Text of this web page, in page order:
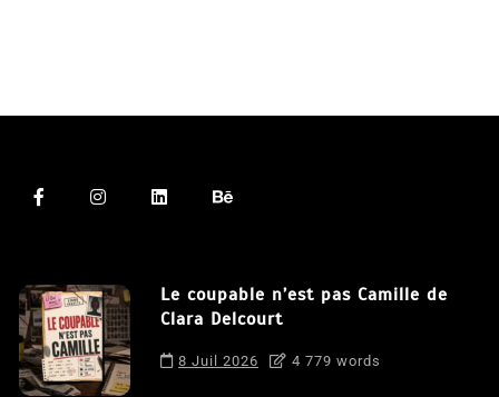
Le coupable n’est pas Camille de
Clara Delcourt
8 Juil 2026 4 779 words